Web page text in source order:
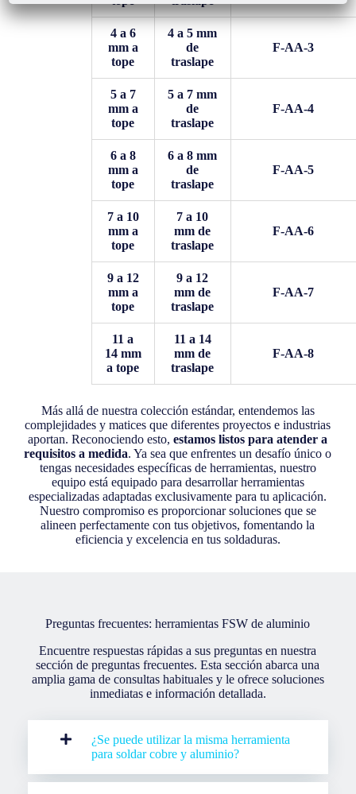
4 a 6
mm a
tope
4 a 5 mm
de
traslape
F-AA-3
5 a 7
mm a
tope
5 a 7 mm
de
traslape
F-AA-4
6 a 8
mm a
tope
6 a 8 mm
de
traslape
F-AA-5
7 a 10
mm a
tope
7 a 10
mm de
traslape
F-AA-6
9 a 12
mm a
tope
9 a 12
mm de
traslape
F-AA-7
11 a
14 mm
a tope
11 a 14
mm de
traslape
F-AA-8
Más allá de nuestra colección estándar, entendemos las
complejidades y matices que diferentes proyectos e industrias
aportan. Reconociendo esto,estamos listos para atender a
requisitos a medida. Ya sea que enfrentes un desafío único o
tengas necesidades específicas de herramientas, nuestro
equipo está equipado para desarrollar herramientas
especializadas adaptadas exclusivamente para tu aplicación.
Nuestro compromiso es proporcionar soluciones que se
alineen perfectamente con tus objetivos, fomentando la
eficiencia y excelencia en tus soldaduras.
Preguntas frecuentes: herramientas FSW de aluminio
Encuentre respuestas rápidas a sus preguntas en nuestra
sección de preguntas frecuentes. Esta sección abarca una
amplia gama de consultas habituales y le ofrece soluciones
inmediatas e información detallada.
¿Se puede utilizar la misma herramienta
para soldar cobre y aluminio?